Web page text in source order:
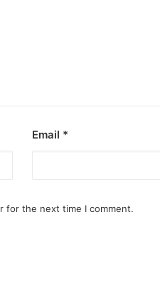
Email *
for the next time I comment.